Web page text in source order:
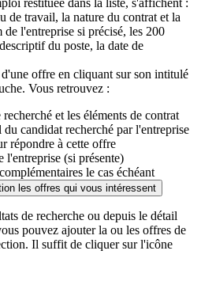
de travail, la nature du contrat et la
l'entreprise si précisé, les 200
du poste, la date de
offre en cliquant sur son intitulé
Vous retrouvez :
et les éléments de contrat
candidat recherché par l'entreprise
répondre à cette offre
l'entreprise (si présente)
le cas échéant
les offres qui vous intéressent
de recherche ou depuis le détail
pouvez ajouter la ou les offres de
Il suffit de cliquer sur l'icône